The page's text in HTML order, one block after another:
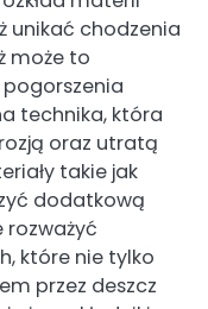
unikać chodzenia
może to
technika, która
oraz utratą
takie jak
dodatkową
rozważyć
które nie tylko
przez deszcz